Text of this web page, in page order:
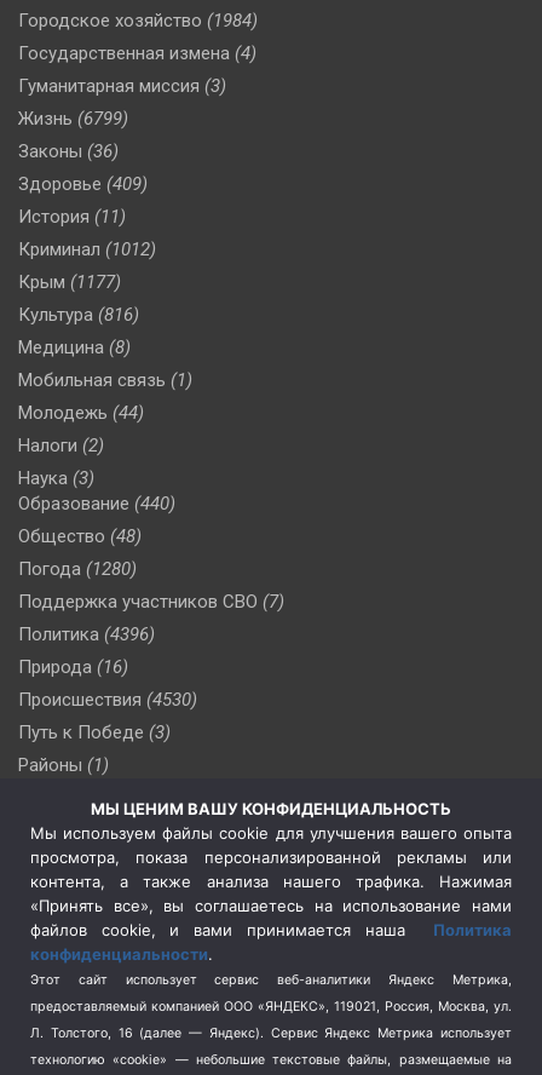
Городское хозяйство (1984)
Государственная измена (4)
Гуманитарная миссия (3)
Жизнь (6799)
Законы (36)
Здоровье (409)
История (11)
Криминал (1012)
Крым (1177)
Культура (816)
Медицина (8)
Мобильная связь (1)
Молодежь (44)
Налоги (2)
Наука (3)
Образование (440)
Общество (48)
Погода (1280)
Поддержка участников СВО (7)
Политика (4396)
Природа (16)
Происшествия (4530)
Путь к Победе (3)
Районы (1)
Сельское хозяйство (3)
Социальная политика
(3)
Спецоперация в Украине
Спецоперация на Украине
(404)
Спорт (740)
Терроризм (1)
Транспорт (262)
МЫ ЦЕНИМ ВАШУ КОНФИДЕНЦИАЛЬНОСТЬ
Мы используем файлы cookie для улучшения вашего опыта
просмотра, показа персонализированной рекламы или
контента, а также анализа нашего трафика. Нажимая
«Принять все», вы соглашаетесь на использование нами
файлов cookie, и вами принимается наша Политика
конфиденциальности.
Этот сайт использует сервис веб-аналитики Яндекс Метрика,
предоставляемый компанией ООО «ЯНДЕКС», 119021, Россия, Москва, ул.
Л. Толстого, 16 (далее — Яндекс). Сервис Яндекс Метрика использует
технологию «cookie» — небольшие текстовые файлы, размещаемые на